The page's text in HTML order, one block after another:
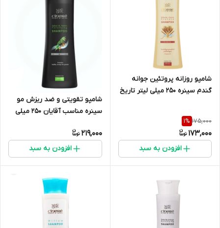
شامپو روزانه پروتئین جوانه
گندم سینره ۲۵۰ میلی لیتر تاریخ
175,000
1%
173,000
افزودن به سبد
شامپو تقویتی و ضد ریزش مو
سینره مناسب آقایان ۲۵۰ میلی
219,000
افزودن به سبد